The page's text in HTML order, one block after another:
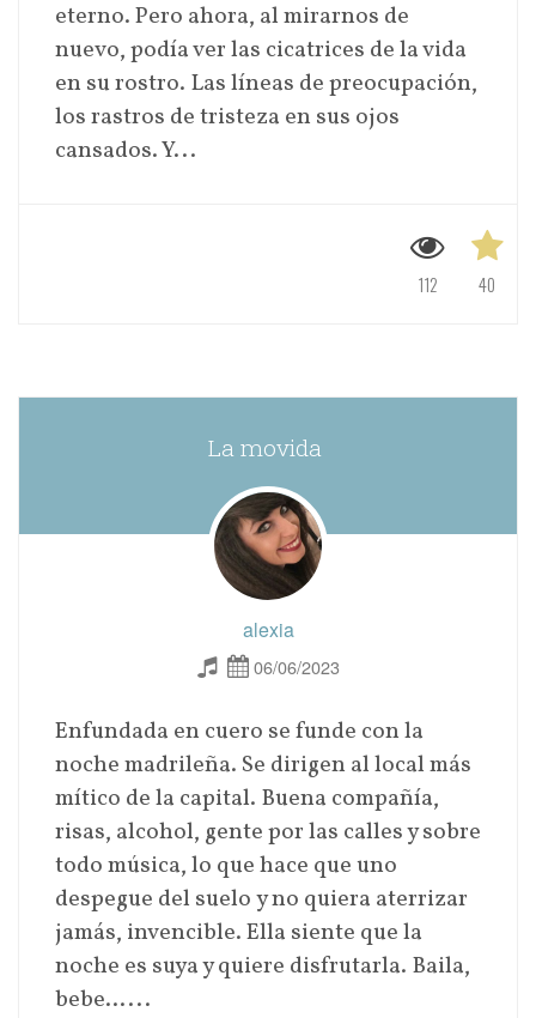
eterno. Pero ahora, al mirarnos de
nuevo, podía ver las cicatrices de la vida
en su rostro. Las líneas de preocupación,
los rastros de tristeza en sus ojos
cansados. Y...
40
112
La movida
alexia
06/06/2023
Enfundada en cuero se funde con la
noche madrileña. Se dirigen al local más
mítico de la capital. Buena compañía,
risas, alcohol, gente por las calles y sobre
todo música, lo que hace que uno
despegue del suelo y no quiera aterrizar
jamás, invencible. Ella siente que la
noche es suya y quiere disfrutarla. Baila,
bebe…...